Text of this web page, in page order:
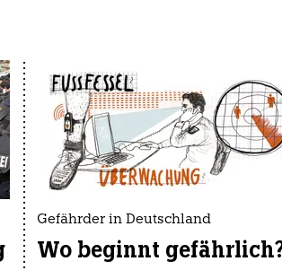
Gefährder in Deutschland
Wo beginnt